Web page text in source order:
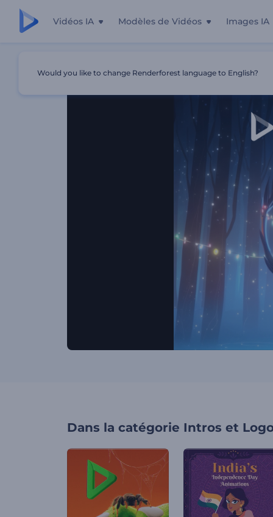
Vidéos IA Modèles de Vidéos Images IA
Dans la catégorie Intros et
Would you like to change Renderforest language to English?